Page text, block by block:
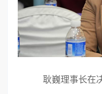
耿巍理事长在